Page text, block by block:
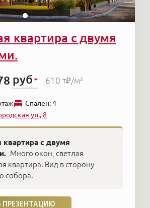
квартира с двумя
руб 610 т₽/м²
Cпален: 4
ул., 8
квартира с двумя
Много окон, светлая
квартира. Вид в сторону
собора.
ПРЕЗЕНТАЦИЮ